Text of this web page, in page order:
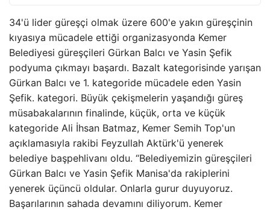
34'ü lider güreşçi olmak üzere 600'e yakın güreşçinin
kıyasıya mücadele ettiği organizasyonda Kemer
Belediyesi güreşçileri Gürkan Balcı ve Yasin Şefik
podyuma çıkmayı başardı. Bazalt kategorisinde yarışan
Gürkan Balcı ve 1. kategoride mücadele eden Yasin
Şefik. kategori. Büyük çekişmelerin yaşandığı güreş
müsabakalarının finalinde, küçük, orta ve küçük
kategoride Ali İhsan Batmaz, Kemer Semih Top'un
açıklamasıyla rakibi Feyzullah Aktürk'ü yenerek
belediye başpehlivanı oldu. “Belediyemizin güreşçileri
Gürkan Balcı ve Yasin Şefik Manisa'da rakiplerini
yenerek üçüncü oldular. Onlarla gurur duyuyoruz.
Başarılarının sahada devamını diliyorum. Kemer